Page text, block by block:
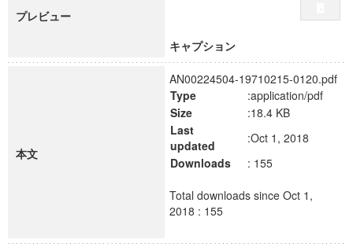
プレビュー
キャプション
本文
AN00224504-19710215-0120.pdf
Type
:application/pdf
Size
:18.4 KB
Last
updated
:Oct 1, 2018
Downloads
: 155
Total downloads since Oct 1,
2018 : 155